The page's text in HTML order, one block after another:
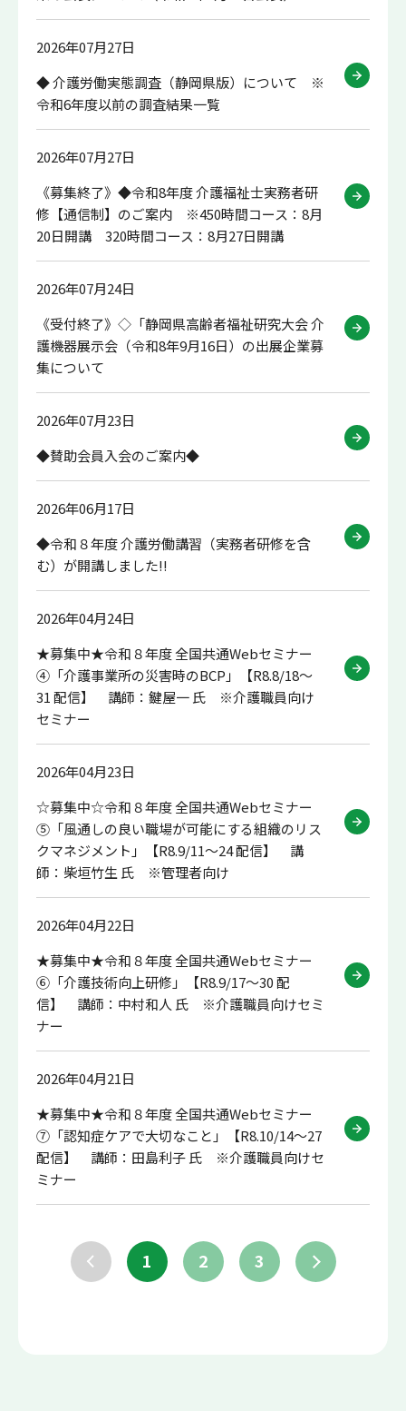
2026年07月27日
◆ 介護労働実態調査（静岡県版）について ※
令和6年度以前の調査結果一覧
2026年07月27日
《募集終了》◆令和8年度 介護福祉士実務者研
修【通信制】のご案内 ※450時間コース：8月
20日開講 320時間コース：8月27日開講
2026年07月24日
《受付終了》◇「静岡県高齢者福祉研究大会 介
護機器展示会（令和8年9月16日）の出展企業募
集について
2026年07月23日
◆賛助会員入会のご案内◆
2026年06月17日
◆令和８年度 介護労働講習（実務者研修を含
む）が開講しました!!
2026年04月24日
★募集中★令和８年度 全国共通Webセミナー
④「介護事業所の災害時のBCP」【R8.8/18～
31 配信】 講師：鍵屋一 氏 ※介護職員向け
セミナー
2026年04月23日
☆募集中☆令和８年度 全国共通Webセミナー
⑤「風通しの良い職場が可能にする組織のリス
クマネジメント」【R8.9/11～24 配信】 講
師：柴垣竹生 氏 ※管理者向け
2026年04月22日
★募集中★令和８年度 全国共通Webセミナー
➅「介護技術向上研修」【R8.9/17～30 配
信】 講師：中村和人 氏 ※介護職員向けセミ
ナー
2026年04月21日
★募集中★令和８年度 全国共通Webセミナー
⑦「認知症ケアで大切なこと」【R8.10/14～27
配信】 講師：田島利子 氏 ※介護職員向けセ
ミナー
1 2 3